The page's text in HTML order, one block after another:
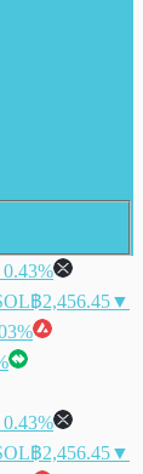
฿2,456.45▼
฿2,456.45▼